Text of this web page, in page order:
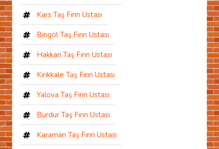
Kars Taş Fırın Ustası
Bingöl Taş Fırın Ustası
Hakkari Taş Fırın Ustası
Kırıkkale Taş Fırın Ustası
Yalova Taş Fırın Ustası
Burdur Taş Fırın Ustası
Karaman Taş Fırın Ustası